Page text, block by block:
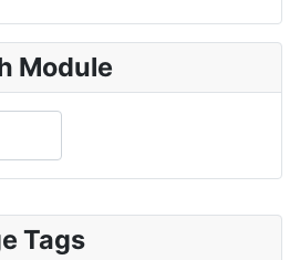
Tags
Module
for results.